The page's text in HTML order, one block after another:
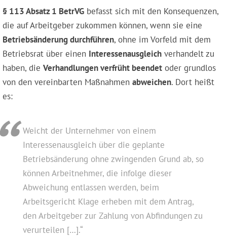
§ 113 Absatz 1 BetrVG befasst sich mit den Konsequenzen,
die auf Arbeitgeber zukommen können, wenn sie eine
Betriebsänderung durchführen, ohne im Vorfeld mit dem
Betriebsrat über einen Interessenausgleich verhandelt zu
haben, die Verhandlungen verfrüht beendet oder grundlos
von den vereinbarten Maßnahmen abweichen. Dort heißt
es:
Weicht der Unternehmer von einem
Interessenausgleich über die geplante
Betriebsänderung ohne zwingenden Grund ab, so
können Arbeitnehmer, die infolge dieser
Abweichung entlassen werden, beim
Arbeitsgericht Klage erheben mit dem Antrag,
den Arbeitgeber zur Zahlung von Abfindungen zu
verurteilen […].“